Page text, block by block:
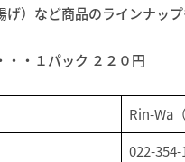
）など商品のラインナップ
・・１パック ２２０円
Rin-Wa
022-354-